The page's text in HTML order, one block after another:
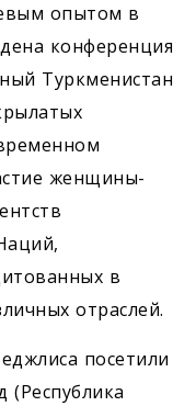
опытом в
конференция
Туркменистан
женщины-
в
отраслей.
посетили